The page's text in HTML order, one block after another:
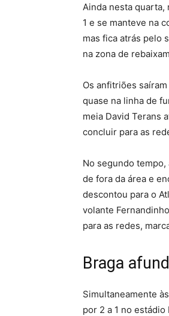
Ainda nesta quarta,
1 e se manteve na
mas fica atrás pelo
na zona de
Os anfitriões
quase na linha de
meia David Terans
concluir para as
No segundo
de fora da área e
descontou para o
volante
para as redes,
Braga
Simultaneamente
por 2 a 1 no estádio